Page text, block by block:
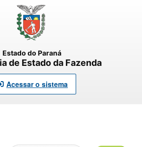
Estado do Paraná
de Estado da Fazenda
Acessar o sistema